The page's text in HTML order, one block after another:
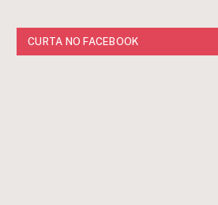
CURTA NO FACEBOOK